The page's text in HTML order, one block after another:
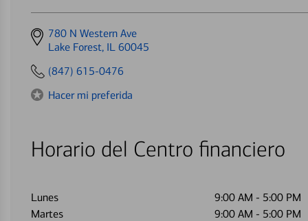
Get
directions
780 N Western Ave
Lake Forest, IL 60045
(847) 615-0476
Hacer mi preferida
Horario del Centro financiero
Lunes 9:00 AM - 5:00 PM
Martes
9:00 AM - 5:00 PM